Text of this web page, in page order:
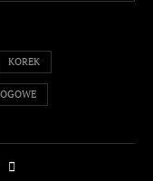
KOREK